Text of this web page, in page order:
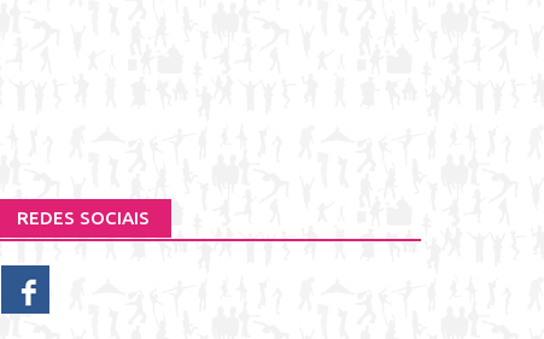
REDES SOCIAIS